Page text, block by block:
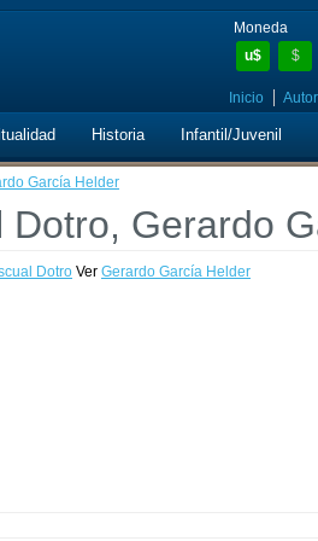
Moneda
u$
$
Inicio
Historia Infantil/Juvenil
García Helder
Dotro, Gerardo
Dotro Ver Gerardo García Helder